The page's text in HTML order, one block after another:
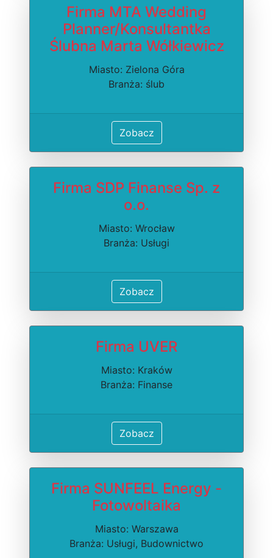
Firma MTA Wedding
Planner/Konsultantka
Ślubna Marta Wółkiewicz
Miasto: Zielona Góra
Branża: ślub
Zobacz
Firma SDP Finanse Sp. z
o.o.
Miasto: Wrocław
Branża: Usługi
Zobacz
Firma UVER
Miasto: Kraków
Branża: Finanse
Zobacz
Firma SUNFEEL Energy -
Fotowoltaika
Miasto: Warszawa
Branża: Usługi, Budownictwo